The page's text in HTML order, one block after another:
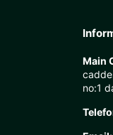
Main
no:1